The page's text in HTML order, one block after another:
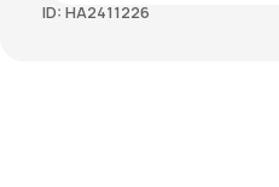
ID: HA2411226